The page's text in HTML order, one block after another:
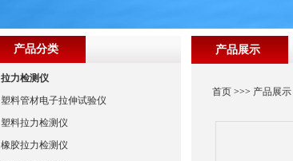
产品展示
首页 >>> 产品展示
产品分类
拉力检测仪
塑料管材电子拉伸试验仪
塑料拉力检测仪
橡胶拉力检测仪